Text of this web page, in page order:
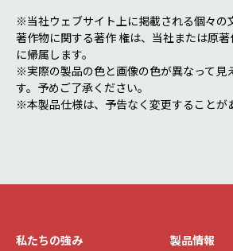
※当社ウェブサイト上に掲載される個々の
著作物に関する著作 権は、当社または原
に帰属します。
※実際の製品の色と画像の色が異なって見
す。予めご了承ください。
※本製品仕様は、予告なく変更することが
私たちの強み 製品情報